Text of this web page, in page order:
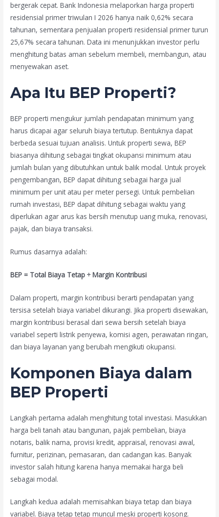
bergerak cepat. Bank Indonesia melaporkan harga properti
residensial primer triwulan I 2026 hanya naik 0,62% secara
tahunan, sementara penjualan properti residensial primer turun
25,67% secara tahunan. Data ini menunjukkan investor perlu
menghitung batas aman sebelum membeli, membangun, atau
menyewakan aset.
Apa Itu BEP Properti?
BEP properti mengukur jumlah pendapatan minimum yang
harus dicapai agar seluruh biaya tertutup. Bentuknya dapat
berbeda sesuai tujuan analisis. Untuk properti sewa, BEP
biasanya dihitung sebagai tingkat okupansi minimum atau
jumlah bulan yang dibutuhkan untuk balik modal. Untuk proyek
pengembangan, BEP dapat dihitung sebagai harga jual
minimum per unit atau per meter persegi. Untuk pembelian
rumah investasi, BEP dapat dihitung sebagai waktu yang
diperlukan agar arus kas bersih menutup uang muka, renovasi,
pajak, dan biaya transaksi.
Rumus dasarnya adalah:
BEP = Total Biaya Tetap ÷ Margin Kontribusi
Dalam properti, margin kontribusi berarti pendapatan yang
tersisa setelah biaya variabel dikurangi. Jika properti disewakan,
margin kontribusi berasal dari sewa bersih setelah biaya
variabel seperti listrik penyewa, komisi agen, perawatan ringan,
dan biaya layanan yang berubah mengikuti okupansi.
Komponen Biaya dalam
BEP Properti
Langkah pertama adalah menghitung total investasi. Masukkan
harga beli tanah atau bangunan, pajak pembelian, biaya
notaris, balik nama, provisi kredit, appraisal, renovasi awal,
furnitur, perizinan, pemasaran, dan cadangan kas. Banyak
investor salah hitung karena hanya memakai harga beli
sebagai modal.
Langkah kedua adalah memisahkan biaya tetap dan biaya
variabel. Biaya tetap tetap muncul meski properti kosong.